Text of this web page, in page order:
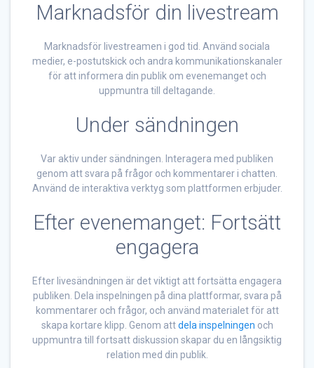
Marknadsför din livestream
Marknadsför livestreamen i god tid. Använd sociala
medier, e-postutskick och andra kommunikationskanaler
för att informera din publik om evenemanget och
uppmuntra till deltagande.
Under sändningen
Var aktiv under sändningen. Interagera med publiken
genom att svara på frågor och kommentarer i chatten.
Använd de interaktiva verktyg som plattformen erbjuder.
Efter evenemanget: Fortsätt
engagera
Efter livesändningen är det viktigt att fortsätta engagera
publiken. Dela inspelningen på dina plattformar, svara på
kommentarer och frågor, och använd materialet för att
skapa kortare klipp. Genom attdela inspelningen och
uppmuntra till fortsatt diskussion skapar du en långsiktig
relation med din publik.